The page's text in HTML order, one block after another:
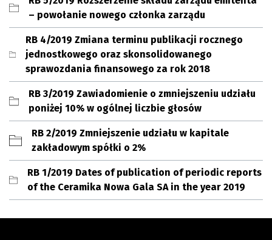
– powołanie nowego członka zarządu
RB 4/2019 Zmiana terminu publikacji rocznego
jednostkowego oraz skonsolidowanego
sprawozdania finansowego za rok 2018
RB 3/2019 Zawiadomienie o zmniejszeniu udziału
poniżej 10% w ogólnej liczbie głosów
RB 2/2019 Zmniejszenie udziału w kapitale
zakładowym spółki o 2%
RB 1/2019 Dates of publication of periodic reports
of the Ceramika Nowa Gala SA in the year 2019